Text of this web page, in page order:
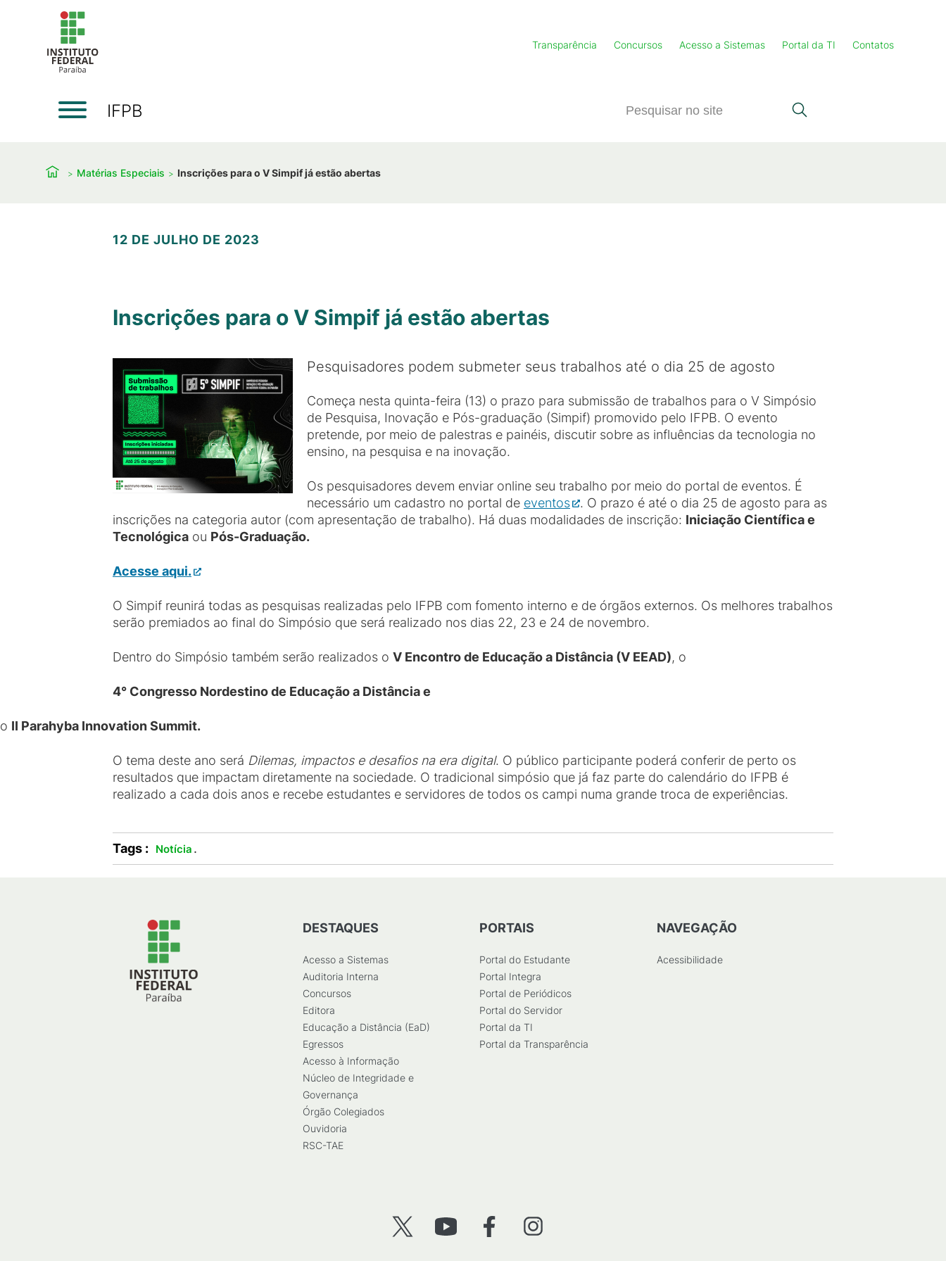
Transparência Concursos Acesso a Sistemas Portal da TI Contatos
IFPB
Matérias Especiais Inscrições para o V Simpif já estão abertas
12 DE JULHO DE 2023
Inscrições para o V Simpif já estão abertas
Pesquisadores podem submeter seus trabalhos até o dia 25 de agosto
Começa nesta quinta-feira (13) o prazo para submissão de trabalhos para o V Simpósio
de Pesquisa, Inovação e Pós-graduação (Simpif) promovido pelo IFPB. O evento
pretende, por meio de palestras e painéis, discutir sobre as influências da tecnologia no
ensino, na pesquisa e na inovação.
Os pesquisadores devem enviar online seu trabalho por meio do portal de eventos. É
necessário um cadastro no portal de eventos
. O prazo é até o dia 25 de agosto para as
inscrições na categoria autor (com apresentação de trabalho). Há duas modalidades de inscrição: Iniciação Científica e
Tecnológica ou Pós-Graduação.
Acesse aqui.
O Simpif reunirá todas as pesquisas realizadas pelo IFPB com fomento interno e de órgãos externos. Os melhores trabalhos
serão premiados ao final do Simpósio que será realizado nos dias 22, 23 e 24 de novembro.
Dentro do Simpósio também serão realizados o V Encontro de Educação a Distância (V EEAD), o
4° Congresso Nordestino de Educação a Distânciae
o II Parahyba Innovation Summit.
O tema deste ano será Dilemas, impactos e desafios na era digital. O público participante poderá conferir de perto os
resultados que impactam diretamente na sociedade. O tradicional simpósio que já faz parte do calendário do IFPB é
realizado a cada dois anos e recebe estudantes e servidores de todos os campi numa grande troca de experiências.
Tags : Notícia .
DESTAQUES
Acesso a Sistemas
Auditoria Interna
Concursos
Editora
Educação a Distância (EaD)
Egressos
Acesso à Informação
Núcleo de Integridade e
Governança
Órgão Colegiados
Ouvidoria
RSC-TAE
PORTAIS
Portal do Estudante
Portal Integra
Portal de Periódicos
Portal do Servidor
Portal da TI
Portal da Transparência
NAVEGAÇÃO
Acessibilidade